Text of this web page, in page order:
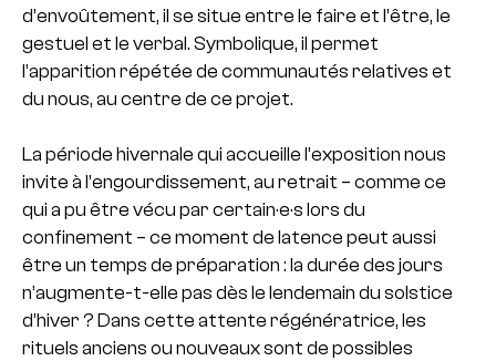
d’envoûtement, il se situe entre le faire et l’être, le
gestuel et le verbal. Symbolique, il permet
l’apparition répétée de communautés relatives et
du nous, au centre de ce projet.
La période hivernale qui accueille l’exposition nous
invite à l’engourdissement, au retrait – comme ce
qui a pu être vécu par certain·e·s lors du
confinement – ce moment de latence peut aussi
être un temps de préparation : la durée des jours
n’augmente-t-elle pas dès le lendemain du solstice
d’hiver ? Dans cette attente régénératrice, les
rituels anciens ou nouveaux sont de possibles